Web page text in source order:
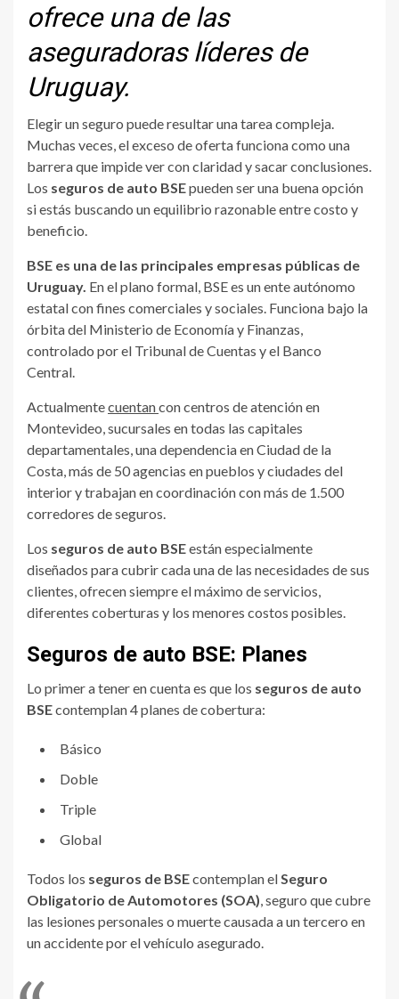
ofrece una de las
aseguradoras líderes de
Uruguay.
Elegir un seguro puede resultar una tarea compleja.
Muchas veces, el exceso de oferta funciona como una
barrera que impide ver con claridad y sacar conclusiones.
Los seguros de auto BSEpueden ser una buena opción
si estás buscando un equilibrio razonable entre costo y
beneficio.
BSE es una de las principales empresas públicas de
Uruguay. En el plano formal, BSE es un ente autónomo
estatal con fines comerciales y sociales. Funciona bajo la
órbita del Ministerio de Economía y Finanzas,
controlado por el Tribunal de Cuentas y el Banco
Central.
Actualmentecuentancon centros de atención en
Montevideo, sucursales en todas las capitales
departamentales, una dependencia en Ciudad de la
Costa, más de 50 agencias en pueblos y ciudades del
interior y trabajan en coordinación con más de 1.500
corredores de seguros.
Los seguros de auto BSEestán especialmente
diseñados para cubrir cada una de las necesidades de sus
clientes, ofrecen siempre el máximo de servicios,
diferentes coberturas y los menores costos posibles.
Seguros de auto BSE: Planes
Lo primer a tener en cuenta es que los seguros de auto
BSEcontemplan 4 planes de cobertura:
Básico
Doble
Triple
Global
Todos los seguros de BSEcontemplan elSeguro
Obligatorio de Automotores (SOA), seguro que cubre
las lesiones personales o muerte causada a un tercero en
un accidente por el vehículo asegurado.